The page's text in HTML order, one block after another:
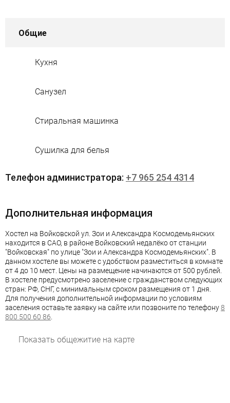
Общие
Кухня
Санузел
Стиральная машинка
Сушилка для белья
Телефон администратора: +7 965 254 4314
Дополнительная информация
Хостел на Войковской ул. Зои и Александра Космодемьянских
находится в САО, в районе Войковский недалёко от станции
"Войковская" по улице "Зои и Александра Космодемьянских". В
данном хостеле вы можете с удобством разместиться в комнате
от 4 до 10 мест. Цены на размещение начинаются от 500 рублей.
В хостеле предусмотрено заселение с гражданством следующих
стран: РФ, СНГ, с минимальным сроком размещения от 1 дня.
Для получения дополнительной информации по условиям
заселения оставьте заявку на сайте или позвоните по телефону8
800 500 60 86
Показать общежитие на карте